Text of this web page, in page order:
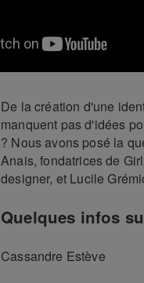
De la création d'une
manquent pas d'idées
? Nous avons posé la
Anais, fondatrices de
designer, et Lucile
Quelques infos
Cassandre Estève